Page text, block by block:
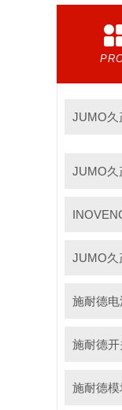
JUMO久
JUMO久
JUMO久
施耐德电
施耐德开
施耐德模